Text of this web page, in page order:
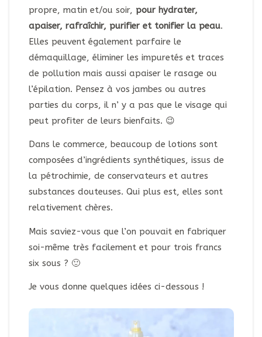
propre, matin et/ou soir, pour hydrater,
apaiser, rafraîchir, purifier et tonifier la peau.
Elles peuvent également parfaire le
démaquillage, éliminer les impuretés et traces
de pollution mais aussi apaiser le rasage ou
l’épilation. Pensez à vos jambes ou autres
parties du corps, il n’ y a pas que le visage qui
peut profiter de leurs bienfaits. 😉
Dans le commerce, beaucoup de lotions sont
composées d’ingrédients synthétiques, issus de
la pétrochimie, de conservateurs et autres
substances douteuses. Qui plus est, elles sont
relativement chères.
Mais saviez-vous que l’on pouvait en fabriquer
soi-même très facilement et pour trois francs
six sous ? 🙂
Je vous donne quelques idées ci-dessous !